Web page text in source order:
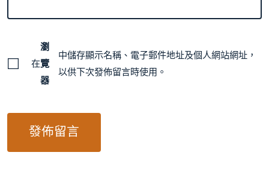
在
瀏
覽
器
中儲存顯示名稱、電子郵件地址及個人網站網址，
以供下次發佈留言時使用。